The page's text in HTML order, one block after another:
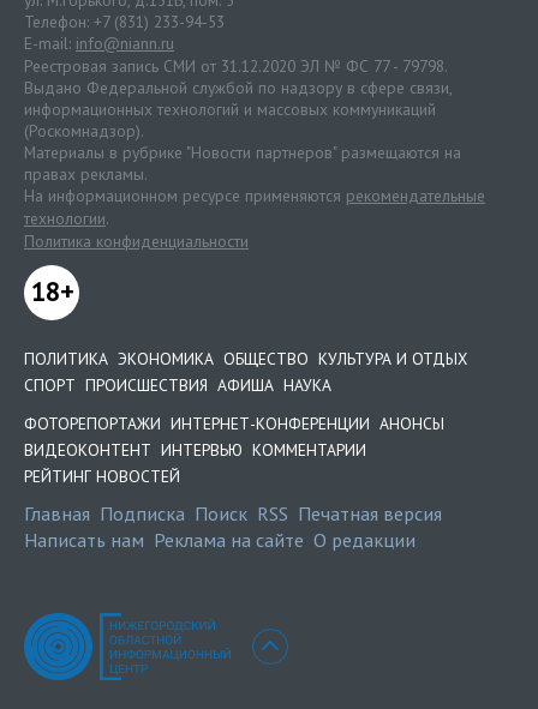
Телефон: +7 (831) 233-94-53
E-mail: info@niann.ru
Реестровая запись СМИ от 31.12.2020 ЭЛ № ФС 77 - 79798.
Выдано Федеральной службой по надзору в сфере связи,
информационных технологий и массовых коммуникаций
(Роскомнадзор).
Материалы в рубрике "Новости партнеров" размещаются на
правах рекламы.
На информационном ресурсе применяются рекомендательные
технологии.
Политика конфиденциальности
18+
ПОЛИТИКА ЭКОНОМИКА ОБЩЕСТВО КУЛЬТУРА И ОТДЫХ
СПОРТ ПРОИСШЕСТВИЯ АФИША НАУКА
ФОТОРЕПОРТАЖИ ИНТЕРНЕТ-КОНФЕРЕНЦИИ АНОНСЫ
ВИДЕОКОНТЕНТ ИНТЕРВЬЮ КОММЕНТАРИИ
РЕЙТИНГ НОВОСТЕЙ
Главная Подписка Поиск RSS Печатная версия
Написать нам Реклама на сайте О редакции